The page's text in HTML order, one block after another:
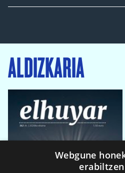
ALDIZKARIA
Webgune